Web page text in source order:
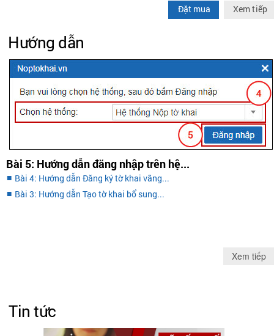
Xem tiếp
Đặt mua
Hướng dẫn
Bài 5: Hướng dẫn đăng nhập trên hệ...
Bài 4: Hướng dẫn Đăng ký tờ khai vãng...
Bài 3: Hướng dẫn Tạo tờ khai bổ sung...
Xem tiếp
Tin tức